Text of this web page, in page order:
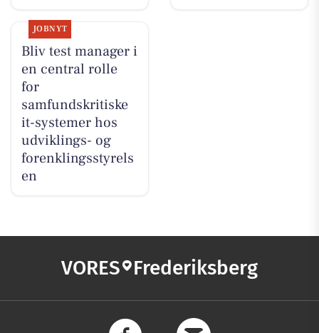
JOBNYT
Bliv test manager i
en central rolle
for
samfundskritiske
it-systemer hos
udviklings- og
forenklingsstyrels
en
VORES Frederiksberg